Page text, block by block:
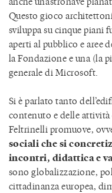
Questo gioco
sviluppa su cinque piani
aperti al pubblico e aree
la Fondazione e una (la
generale di Microsoft.
Si è parlato tanto
contenuto e delle
Feltrinelli promuove,
sociali che si
incontri, didattica e
sono globalizzazione,
cittadinanza europea,